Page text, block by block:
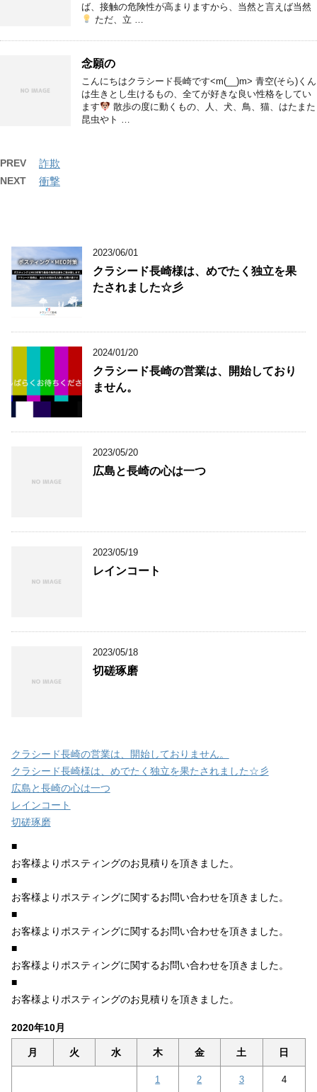
ば、接触の危険性が高まりますから、当然と言えば当然
ただ、立 …
念願の
こんにちはクラシード長崎です<m(__)m> 青空(そら)くん
は生きとし生けるもの、全てが好きな良い性格をしてい
ます
散歩の度に動くもの、人、犬、鳥、猫、はたまた
昆虫やト …
PREV 詐欺
NEXT 衝撃
2023/06/01
クラシード長崎様は、めでたく独立を果
たされました☆彡
2024/01/20
クラシード長崎の営業は、開始しており
ません。
2023/05/20
広島と長崎の心は一つ
2023/05/19
レインコート
2023/05/18
切磋琢磨
クラシード長崎の営業は、開始しておりません。
クラシード長崎様は、めでたく独立を果たされました☆彡
広島と長崎の心は一つ
レインコート
切磋琢磨
■
お客様よりポスティングのお見積りを頂きました。
■
お客様よりポスティングに関するお問い合わせを頂きました。
■
お客様よりポスティングに関するお問い合わせを頂きました。
■
お客様よりポスティングに関するお問い合わせを頂きました。
■
お客様よりポスティングのお見積りを頂きました。
2020年10月
月 火 水 木 金 土 日
1 2 3 4